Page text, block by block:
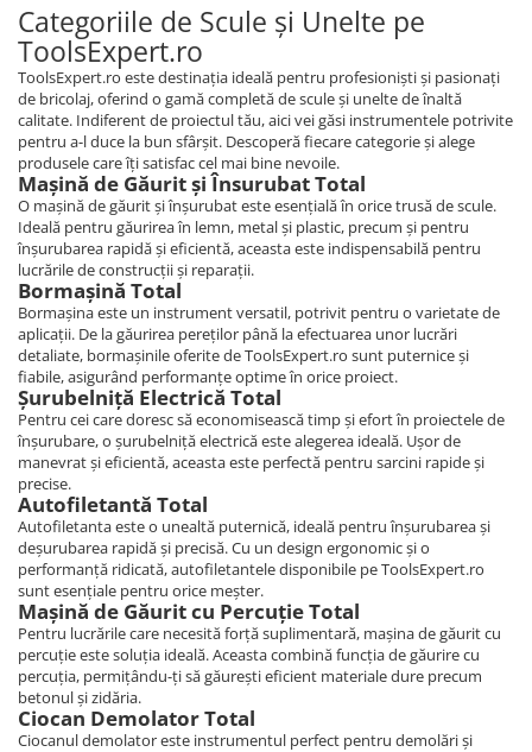
Categoriile de Scule și Unelte pe
ToolsExpert.ro
ToolsExpert.ro este destinația ideală pentru profesioniști și pasionați
de bricolaj, oferind o gamă completă de scule și unelte de înaltă
calitate. Indiferent de proiectul tău, aici vei găsi instrumentele potrivite
pentru a-l duce la bun sfârșit. Descoperă fiecare categorie și alege
produsele care îți satisfac cel mai bine nevoile.
Mașină de Găurit și Însurubat Total
O mașină de găurit și înșurubat este esențială în orice trusă de scule.
Ideală pentru găurirea în lemn, metal și plastic, precum și pentru
înșurubarea rapidă și eficientă, aceasta este indispensabilă pentru
lucrările de construcții și reparații.
Bormașină Total
Bormașina este un instrument versatil, potrivit pentru o varietate de
aplicații. De la găurirea pereților până la efectuarea unor lucrări
detaliate, bormașinile oferite de ToolsExpert.ro sunt puternice și
fiabile, asigurând performanțe optime în orice proiect.
Șurubelniță Electrică Total
Pentru cei care doresc să economisească timp și efort în proiectele de
înșurubare, o șurubelniță electrică este alegerea ideală. Ușor de
manevrat și eficientă, aceasta este perfectă pentru sarcini rapide și
precise.
Autofiletantă Total
Autofiletanta este o unealtă puternică, ideală pentru înșurubarea și
deșurubarea rapidă și precisă. Cu un design ergonomic și o
performanță ridicată, autofiletantele disponibile pe ToolsExpert.ro
sunt esențiale pentru orice meșter.
Mașină de Găurit cu Percuție Total
Pentru lucrările care necesită forță suplimentară, mașina de găurit cu
percuție este soluția ideală. Aceasta combină funcția de găurire cu
percuția, permițându-ți să găurești eficient materiale dure precum
betonul și zidăria.
Ciocan Demolator Total
Ciocanul demolator este instrumentul perfect pentru demolări și